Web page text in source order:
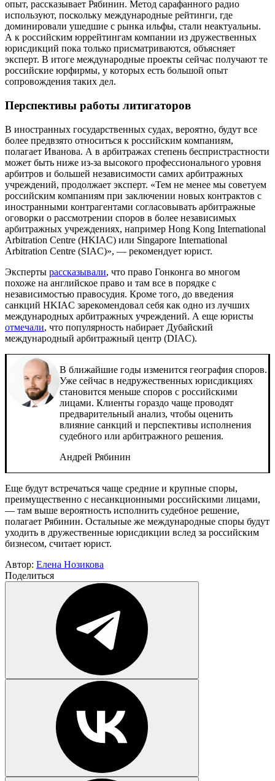
опыт, рассказывает Рябинин. Метод сарафанного радио
используют, поскольку международные рейтинги, где
доминировали ушедшие с рынка ильфы, стали неактуальны.
А к российским юррейтингам компании из дружественных
юрисдикций пока только присматриваются, объясняет
эксперт. В итоге международные проекты сейчас получают те
российские юрфирмы, у которых есть большой опыт
сопровождения таких дел.
Перспективы работы литигаторов
В иностранных государственных судах, вероятно, будут все
более предвзято относиться к российским компаниям,
полагает Иванова. А в арбитражах степень беспристрастности
может быть ниже из-за высокого профессионального уровня
арбитров и большей независимости самих арбитражных
учреждений, продолжает эксперт. «Тем не менее мы советуем
российским компаниям при заключении новых контрактов с
иностранными контрагентами согласовывать арбитражные
оговорки о рассмотрении споров в более независимых
арбитражных учреждениях, например Hong Kong International
Arbitration Centre (HKIAC) или Singapore International
Arbitration Centre (SIAC)», — рекомендует юрист.
Эксперты рассказывали, что право Гонконга во многом
похоже на английское право и там все в порядке с
независимостью правосудия. Кроме того, до введения
санкций HKIAC зарекомендовал себя как одно из лучших
международных арбитражных учреждений. А еще юристы
отмечали, что популярность набирает Дубайский
международный арбитражный центр (DIAC).
В ближайшие годы изменится география споров.
Уже сейчас в недружественных юрисдикциях
становится меньше споров с российскими
лицами. Клиенты гораздо чаще проводят
предварительный анализ, чтобы оценить
влияние санкций и перспективы исполнения
судебного или арбитражного решения.
Андрей Рябинин
Еще будут встречаться чаще средние и крупные споры,
преимущественно с несанкционными российскими лицами,
— там выше вероятность исполнить судебное решение,
полагает Рябинин. Остальные же международные споры будут
уходить в дружественные юрисдикции вслед за российским
бизнесом, считает юрист.
Автор: Елена Нозикова
Поделиться